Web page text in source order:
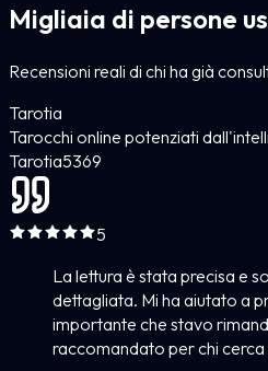
Migliaia di persone
Recensioni reali di chi ha già
Tarotia
Tarocchi online potenziati
Tarotia5369
5
La lettura è stata precisa e
dettagliata. Mi ha aiutato a
importante che stavo
raccomandato per chi cerca